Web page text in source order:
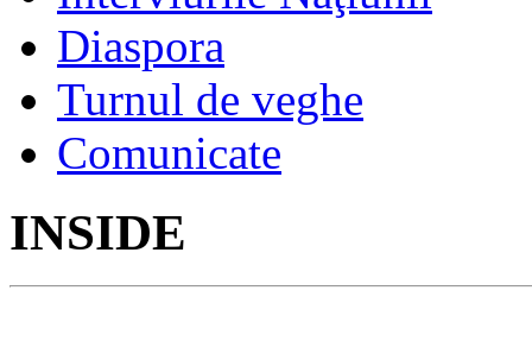
Diaspora
Turnul de veghe
Comunicate
INSIDE